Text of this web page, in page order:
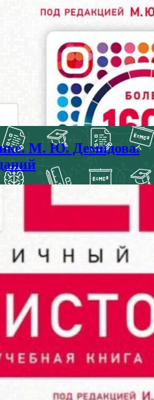
М. Ю. Демидова.